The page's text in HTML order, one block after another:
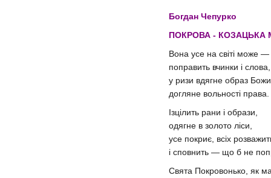
Богдан Чепурко
ПОКРОВА - КОЗАЦЬКА
Вона усе на світі може —
поправить вчинки і слова,
у ризи вдягне образ
догляне вольності права.
Ізцілить рани і образи,
одягне в золото ліси,
усе покриє, всіх
і сповнить — що б не
Свята Покровонько, як